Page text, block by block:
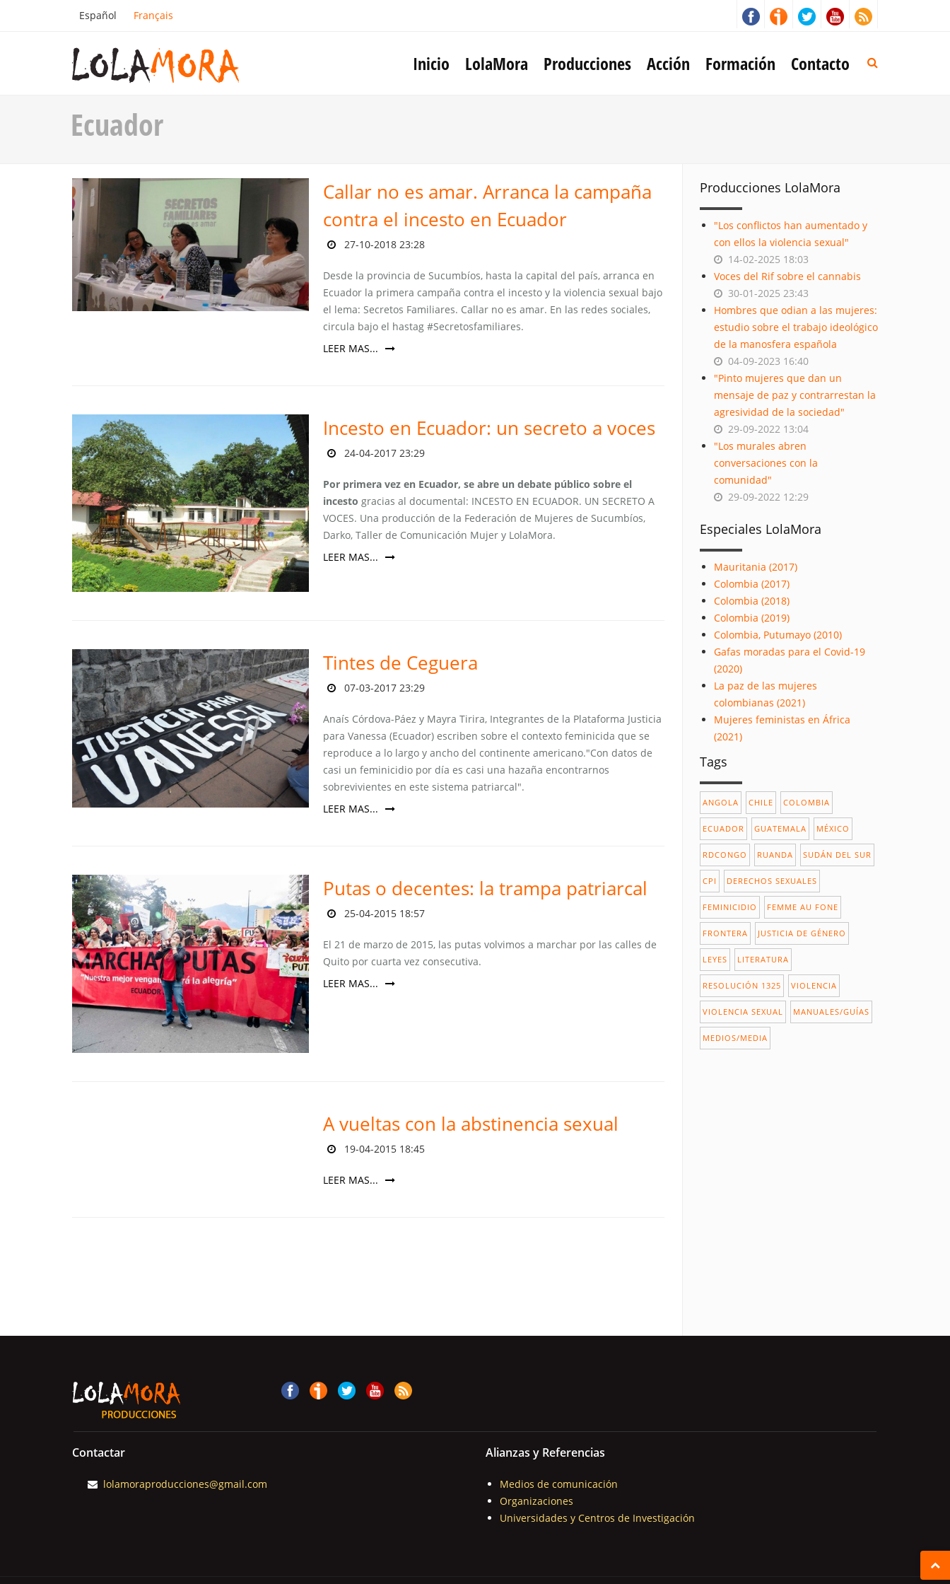
Español Français
Inicio LolaMora Producciones Acción Formación Contacto
Ecuador
Callar no es amar. Arranca la campaña
contra el incesto en Ecuador
27-10-2018 23:28
Desde la provincia de Sucumbíos, hasta la capital del país, arranca en
Ecuador la primera campaña contra el incesto y la violencia sexual bajo
el lema: Secretos Familiares. Callar no es amar. En las redes sociales,
circula bajo el hastag #Secretosfamiliares.
LEER MAS...
Incesto en Ecuador: un secreto a voces
24-04-2017 23:29
Por primera vez en Ecuador, se abre un debate público sobre el
incesto gracias al documental: INCESTO EN ECUADOR. UN SECRETO A
VOCES. Una producción de la Federación de Mujeres de Sucumbíos,
Darko, Taller de Comunicación Mujer y LolaMora.
LEER MAS...
Tintes de Ceguera
07-03-2017 23:29
Anaís Córdova-Páez y Mayra Tirira, Integrantes de la Plataforma Justicia
para Vanessa (Ecuador) escriben sobre el contexto feminicida que se
reproduce a lo largo y ancho del continente americano."Con datos de
casi un feminicidio por día es casi una hazaña encontrarnos
sobrevivientes en este sistema patriarcal".
LEER MAS...
Putas o decentes: la trampa patriarcal
25-04-2015 18:57
El 21 de marzo de 2015, las putas volvimos a marchar por las calles de
Quito por cuarta vez consecutiva.
LEER MAS...
A vueltas con la abstinencia sexual
19-04-2015 18:45
LEER MAS...
Producciones LolaMora
"Los conflictos han aumentado y
con ellos la violencia sexual"
14-02-2025 18:03
Voces del Rif sobre el cannabis
30-01-2025 23:43
Hombres que odian a las mujeres:
estudio sobre el trabajo ideológico
de la manosfera española
04-09-2023 16:40
"Pinto mujeres que dan un
mensaje de paz y contrarrestan la
agresividad de la sociedad"
29-09-2022 13:04
"Los murales abren
conversaciones con la
comunidad"
29-09-2022 12:29
Especiales LolaMora
Mauritania (2017)
Colombia (2017)
Colombia (2018)
Colombia (2019)
Colombia, Putumayo (2010)
Gafas moradas para el Covid-19
(2020)
La paz de las mujeres
colombianas (2021)
Mujeres feministas en África
(2021)
Tags
ANGOLA CHILE COLOMBIA
ECUADOR GUATEMALA MÉXICO
RDCONGO RUANDA SUDÁN DEL SUR
CPI DERECHOS SEXUALES
FEMINICIDIO FEMME AU FONE
FRONTERA JUSTICIA DE GÉNERO
LEYES LITERATURA
RESOLUCIÓN 1325 VIOLENCIA
VIOLENCIA SEXUAL MANUALES/GUÍAS
MEDIOS/MEDIA
Contactar
lolamoraproducciones@gmail.com
Alianzas y Referencias
Medios de comunicación
Organizaciones
Universidades y Centros de Investigación